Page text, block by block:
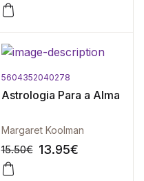
5604352040278
Astrologia Para a Alma
Margaret Koolman
15.50€ 13.95€